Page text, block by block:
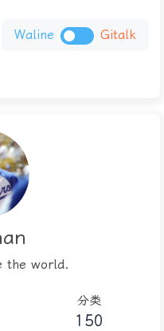
Waline Gitalk
the world.
分类
150